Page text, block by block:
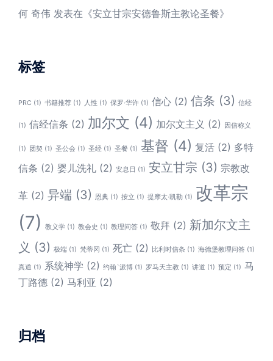
何 奇伟 发表在《安立甘宗安德鲁斯主教论圣餐》
标签
PRC (1) 书籍推荐 (1) 人性 (1) 保罗·华许 (1) 信心 (2) 信条 (3) 信经
(1) 信经信条 (2) 加尔文 (4) 加尔文主义 (2) 因信称义
(1) 团契 (1) 圣公会 (1) 圣经 (1) 圣餐 (1) 基督 (4) 复活 (2) 多特
信条 (2) 婴儿洗礼 (2) 安息日 (1) 安立甘宗 (3) 宗教改
革 (2) 异端 (3) 恩典 (1) 按立 (1) 提摩太·凯勒 (1) 改革宗
(7)
教义学 (1) 教会史 (1) 教理问答 (1) 敬拜 (2) 新加尔文主
义 (3) 极端 (1) 梵蒂冈 (1) 死亡 (2) 比利时信条 (1) 海德堡教理问答 (1)
真道 (1) 系统神学 (2) 约翰`派博 (1) 罗马天主教 (1) 讲道 (1) 预定 (1) 马
丁路德 (2) 马利亚 (2)
归档